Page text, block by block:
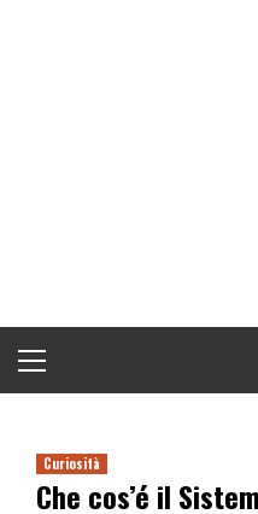
principale
Curiosità
Che cos’é il